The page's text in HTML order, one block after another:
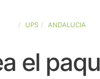
UPS ANDALUCIA
el